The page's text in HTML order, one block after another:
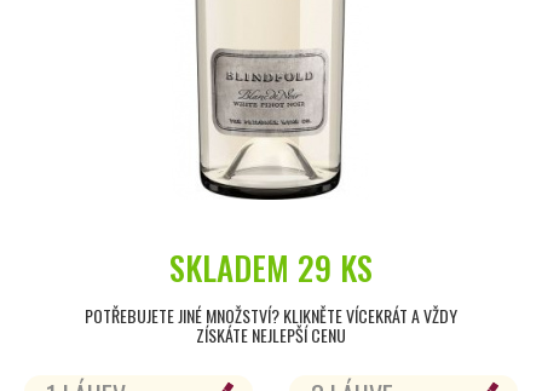
SKLADEM 29 KS
POTŘEBUJETE JINÉ MNOŽSTVÍ? KLIKNĚTE VÍCEKRÁT A VŽDY
ZÍSKÁTE NEJLEPŠÍ CENU